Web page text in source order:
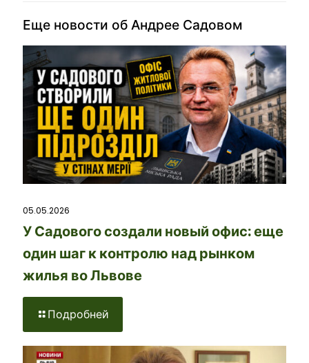
Еще новости об Андрее Садовом
05.05.2026
У Садового создали новый офис: еще
один шаг к контролю над рынком
жилья во Львове
Подробней